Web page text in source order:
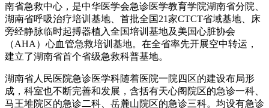
南省急救中心，是中华医学会急诊医学教育学院湖南省分院、
湖南省呼吸治疗培训基地、首批全国21家CTCT省域基地、床
旁经静脉临时起搏器植入全国培训基地及美国心脏协会
（AHA）心血管急救培训基地。在全省率先开展空中转运，
建立了湖南省首个省级急救科普基地。
湖南省人民医院急诊医学科随着医院一院四区的建设布局形
成，科室也不断完善和发展，含括有天心阁院区的急诊一科、
马王堆院区的急诊二科、岳麓山院区的急诊三科。均设有急诊